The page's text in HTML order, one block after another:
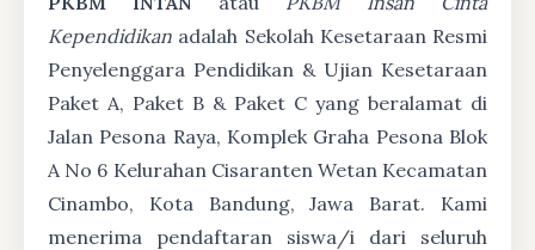
Kependidikan adalah Sekolah Kesetaraan Resmi
Penyelenggara Pendidikan & Ujian Kesetaraan
Paket A, Paket B & Paket C yang beralamat di
Jalan Pesona Raya, Komplek Graha Pesona Blok
A No 6 Kelurahan Cisaranten Wetan Kecamatan
Cinambo, Kota Bandung, Jawa Barat. Kami
menerima pendaftaran siswa/i dari seluruh